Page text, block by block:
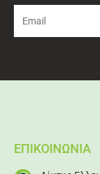
ΕΠΙΚΟΙΝΩΝΙΑ